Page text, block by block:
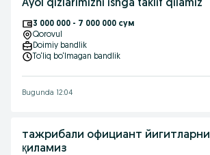
Ayol qizlarimizni ishga taklif qilamiz
3 000 000 - 7 000 000 сум
Qorovul
Doimiy bandlik
To‘liq bo‘lmagan bandlik
Bugunda 12:04
тажрибали официант йигитларни ишга таклиф
қиламиз